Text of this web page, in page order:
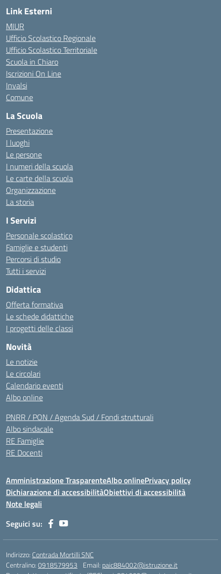
Link Esterni
MIUR
Ufficio Scolastico Regionale
Ufficio Scolastico Territoriale
Scuola in Chiaro
Iscrizioni On Line
Invalsi
Comune
La Scuola
Presentazione
I luoghi
Le persone
I numeri della scuola
Le carte della scuola
Organizzazione
La storia
I Servizi
Personale scolastico
Famiglie e studenti
Percorsi di studio
Tutti i servizi
Didattica
Offerta formativa
Le schede didattiche
I progetti delle classi
Novità
Le notizie
Le circolari
Calendario eventi
Albo online
PNRR / PON / Agenda Sud / Fondi strutturali
Albo sindacale
RE Famiglie
RE Docenti
Amministrazione TrasparenteAlbo onlinePrivacy policy
Dichiarazione di accessibilitàObiettivi di accessibilità
Note legali
Seguici su:
Indirizzo: Contrada Mortilli SNC
Centralino:0918579953 Email: paic884002@istruzione.it